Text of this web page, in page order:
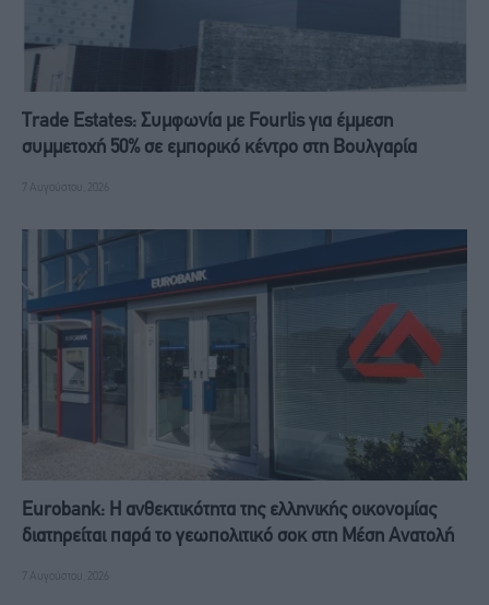
Trade Estates: Συμφωνία με Fourlis για έμμεση
συμμετοχή 50% σε εμπορικό κέντρο στη Βουλγαρία
7 Αυγούστου, 2026
Eurobank: Η ανθεκτικότητα της ελληνικής οικονομίας
διατηρείται παρά το γεωπολιτικό σοκ στη Μέση Ανατολή
7 Αυγούστου, 2026